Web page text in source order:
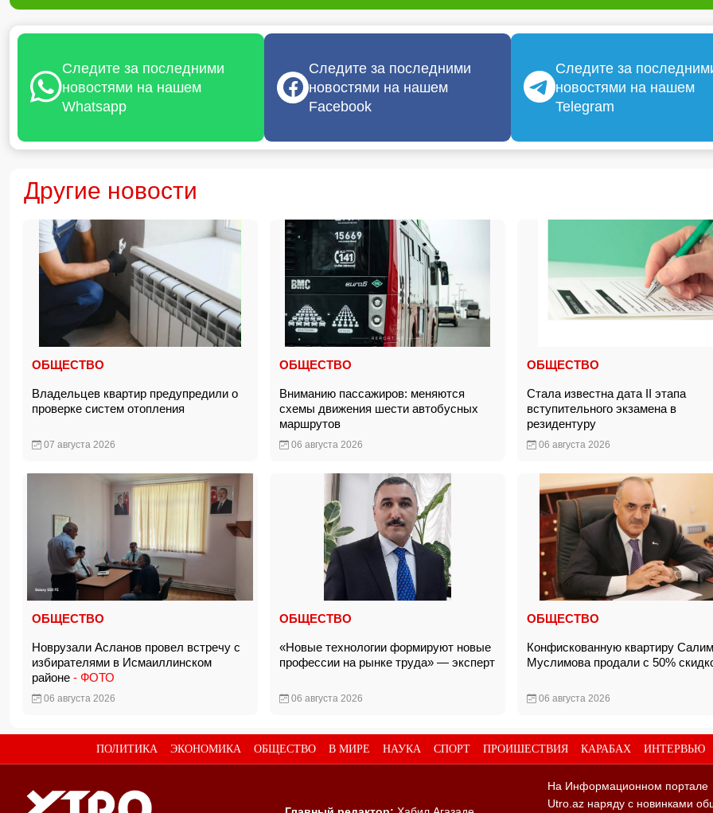
Следите за последними
новостями на нашем
Whatsapp
Следите за последними
новостями на нашем
Facebook
Следите за
новостями на нашем
Telegram
Другие новости
ОБЩЕСТВО
Владельцев квартир предупредили о
проверке систем отопления
07 августа 2026
ОБЩЕСТВО
Вниманию пассажиров: меняются
схемы движения шести автобусных
маршрутов
06 августа 2026
ОБЩЕСТВО
Стала известна дата II этапа
вступительного экзамена в
резидентуру
06 августа 2026
ОБЩЕСТВО
Новрузали Асланов провел встречу с
избирателями в Исмаиллинском
районе - ФОТО
06 августа 2026
ОБЩЕСТВО
«Новые технологии формируют новые
профессии на рынке труда» — эксперт
06 августа 2026
ОБЩЕСТВО
Конфискованную квартиру
Муслимова продали с 50%
06 августа 2026
ПОЛИТИКА ЭКОНОМИКА ОБЩЕСТВО В МИРЕ НАУКА СПОРТ ПРОИШЕСТВИЯ КАРАБАХ ИНТЕРВЬЮ
На Информационном портале
Utro.az наряду с новинками